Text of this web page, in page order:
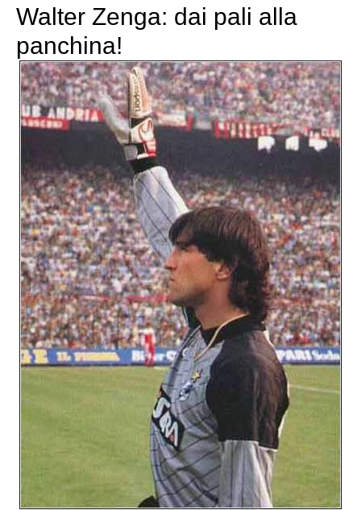
Walter Zenga: dai pali alla
panchina!